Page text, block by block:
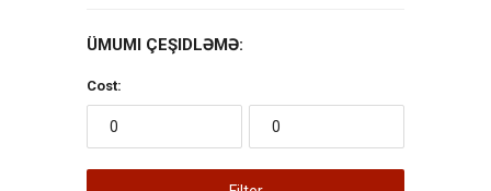
ÜMUMI ÇEŞIDLƏMƏ:
Cost: